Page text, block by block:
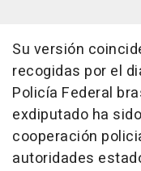
Su versión
recogidas por el
Policía Federal
exdiputado ha
cooperación
autoridades